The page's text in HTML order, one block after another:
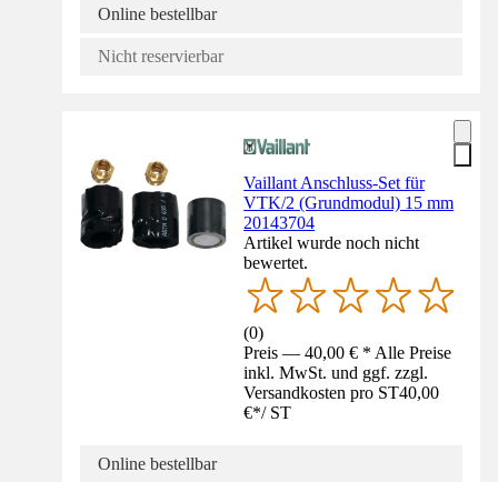
Online bestellbar
Nicht reservierbar
Vaillant Anschluss-Set für
VTK/2 (Grundmodul) 15 mm
20143704
Artikel wurde noch nicht
bewertet.
(0)
Preis — 40,00 € * Alle Preise
inkl. MwSt. und ggf. zzgl.
Versandkosten pro ST40,00
€*/ ST
Online bestellbar